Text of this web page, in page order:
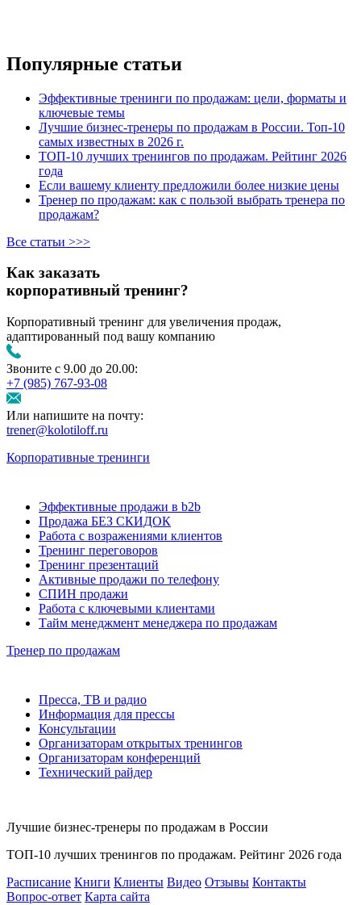
Популярные статьи
Эффективные тренинги по продажам: цели, форматы и
ключевые темы
Лучшие бизнес-тренеры по продажам в России. Топ-10
самых известных в 2026 г.
ТОП-10 лучших тренингов по продажам. Рейтинг 2026
года
Если вашему клиенту предложили более низкие цены
Тренер по продажам: как с пользой выбрать тренера по
продажам?
Все статьи >>>
Как заказать
корпоративный тренинг?
Корпоративный тренинг для увеличения продаж,
адаптированный под вашу компанию
Звоните с 9.00 до 20.00:
+7 (985) 767‑93‑08
Или напишите на почту:
trener@kolotiloff.ru
Корпоративные тренинги
Эффективные продажи в b2b
Продажа БЕЗ СКИДОК
Работа с возражениями клиентов
Тренинг переговоров
Тренинг презентаций
Активные продажи по телефону
СПИН продажи
Работа с ключевыми клиентами
Тайм менеджмент менеджера по продажам
Тренер по продажам
Пресса, ТВ и радио
Информация для прессы
Консультации
Организаторам открытых тренингов
Организаторам конференций
Технический райдер
Лучшие бизнес-тренеры по продажам в России
ТОП-10 лучших тренингов по продажам. Рейтинг 2026 года
Расписание Книги Клиенты Видео Отзывы Контакты
Вопрос‑ответ Карта сайта